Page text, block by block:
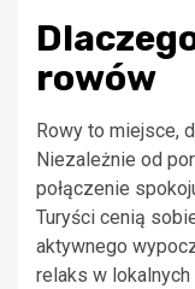
rowów
Rowy to miejsce,
Niezależnie od
połączenie
Turyści cenią
aktywnego
relaks w lokalnych